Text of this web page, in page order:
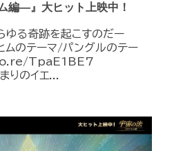
編―』大ヒット上映中！
ゆる奇跡を起こすのだー
のテーマ/パングルのテー
TpaE1BE7
りのイエ...